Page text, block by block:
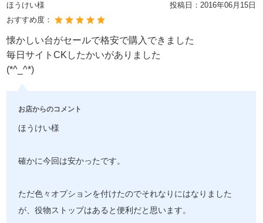
ほうけい様 投稿日：2016年06月15日
おすすめ度：
懐かしい台がセールで格安で購入できました
毎日サイトCKしたかいがありました
(*^_^*)
お店からのコメント
ほうけい様
確かに今回は安かったです。
ただ色々オプションを付けたのでそれなりにはなりました
が、役物ストップはあると便利だと思います。